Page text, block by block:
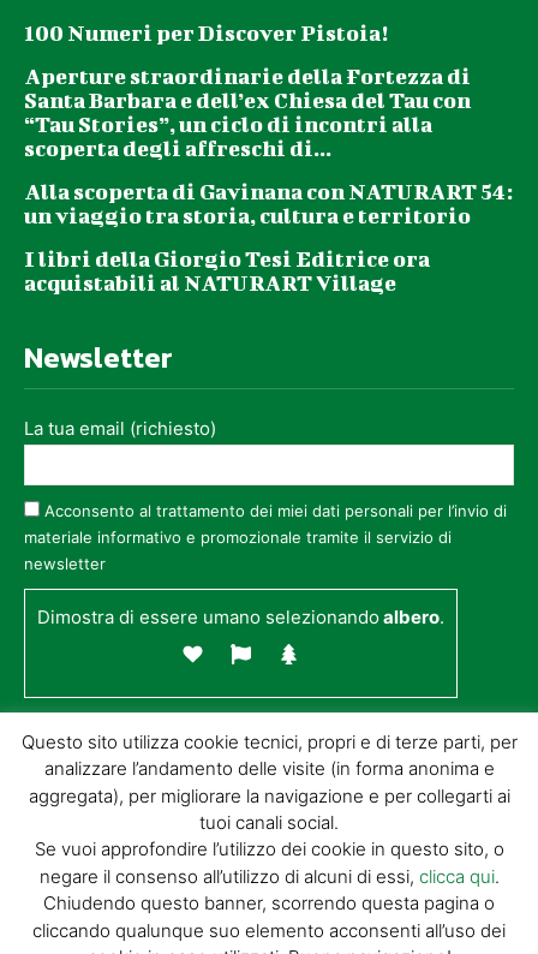
100 Numeri per Discover Pistoia!
Aperture straordinarie della Fortezza di
Santa Barbara e dell’ex Chiesa del Tau con
“Tau Stories”, un ciclo di incontri alla
scoperta degli affreschi di...
Alla scoperta di Gavinana con NATURART 54:
un viaggio tra storia, cultura e territorio
I libri della Giorgio Tesi Editrice ora
acquistabili al NATURART Village
Newsletter
La tua email (richiesto)
Acconsento al trattamento dei miei dati personali per l’invio di
materiale informativo e promozionale tramite il servizio di
newsletter
Dimostra di essere umano selezionandoalbero.
© GIORGIO TESI EDITRICE S.R.L. | P.IVA
01732650476 | VIA DI BADIA 14 – 51100 LOC.
BOTTEGONE (PISTOIA) |POWERED BY
Questo sito utilizza cookie tecnici, propri e di terze parti, per
analizzare l’andamento delle visite (in forma anonima e
aggregata), per migliorare la navigazione e per collegarti ai
tuoi canali social.
Se vuoi approfondire l’utilizzo dei cookie in questo sito, o
negare il consenso all’utilizzo di alcuni di essi, clicca qui.
Chiudendo questo banner, scorrendo questa pagina o
cliccando qualunque suo elemento acconsenti all’uso dei